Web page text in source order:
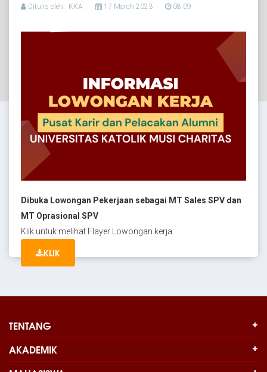
Ditulis oleh : KKA 17 March 2023 08:09
Dibuka Lowongan Pekerjaan sebagai MT Sales SPV dan
MT Oprasional SPV
Klik untuk melihat Flayer Lowongan kerja:
KLIK
TENTANG
AKADEMIK